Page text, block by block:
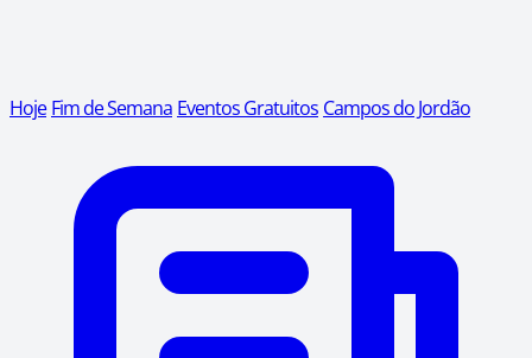
Hoje Fim de Semana Eventos Gratuitos Campos do Jordão